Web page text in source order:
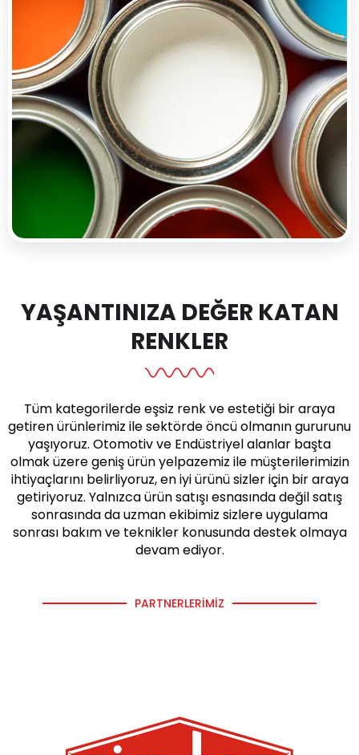
YAŞANTINIZA DEĞER KATAN
RENKLER
Tüm kategorilerde eşsiz renk ve estetiği bir araya
getiren ürünlerimiz ile sektörde öncü olmanın gururunu
yaşıyoruz. Otomotiv ve Endüstriyel alanlar başta
olmak üzere geniş ürün yelpazemiz ile müşterilerimizin
ihtiyaçlarını belirliyoruz, en iyi ürünü sizler için bir araya
getiriyoruz. Yalnızca ürün satışı esnasında değil satış
sonrasında da uzman ekibimiz sizlere uygulama
sonrası bakım ve teknikler konusunda destek olmaya
devam ediyor.
PARTNERLERIMIZ